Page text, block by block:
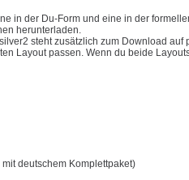
in der Du-Form und eine in der
herunterladen.
steht zusätzlich zum Download auf
Layout passen. Wenn du beide
deutschem Komplettpaket)